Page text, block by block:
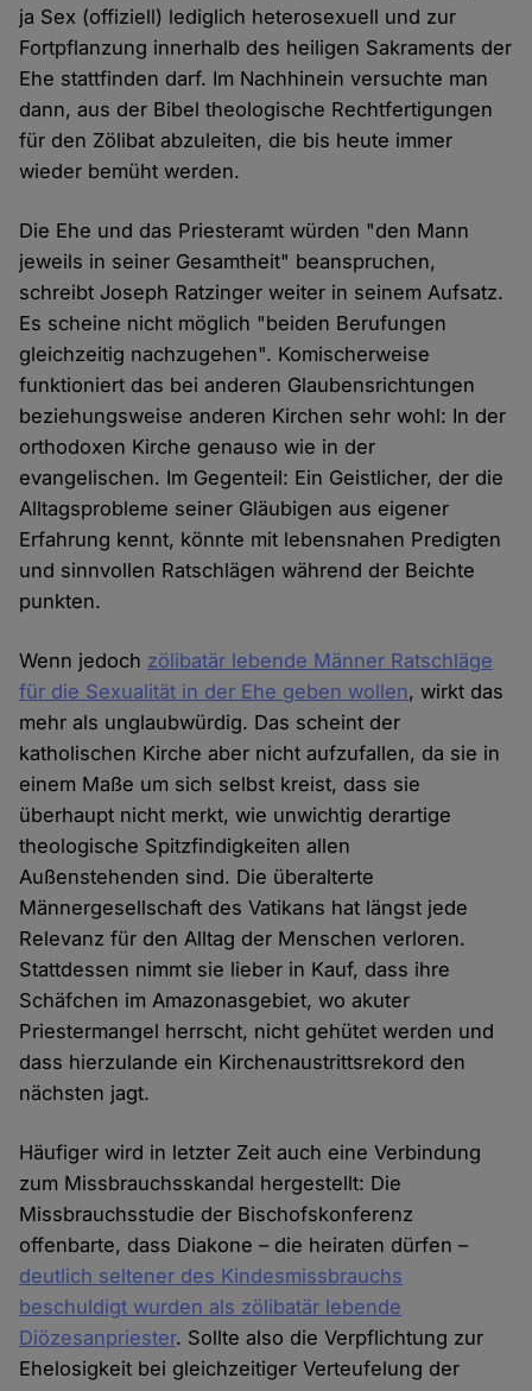
ja Sex (offiziell) lediglich heterosexuell und zur
Fortpflanzung innerhalb des heiligen Sakraments der
Ehe stattfinden darf. Im Nachhinein versuchte man
dann, aus der Bibel theologische Rechtfertigungen
für den Zölibat abzuleiten, die bis heute immer
wieder bemüht werden.
Die Ehe und das Priesteramt würden "den Mann
jeweils in seiner Gesamtheit" beanspruchen,
schreibt Joseph Ratzinger weiter in seinem Aufsatz.
Es scheine nicht möglich "beiden Berufungen
gleichzeitig nachzugehen". Komischerweise
funktioniert das bei anderen Glaubensrichtungen
beziehungsweise anderen Kirchen sehr wohl: In der
orthodoxen Kirche genauso wie in der
evangelischen. Im Gegenteil: Ein Geistlicher, der die
Alltagsprobleme seiner Gläubigen aus eigener
Erfahrung kennt, könnte mit lebensnahen Predigten
und sinnvollen Ratschlägen während der Beichte
punkten.
Wenn jedoch zölibatär lebende Männer Ratschläge
für die Sexualität in der Ehe geben wollen, wirkt das
mehr als unglaubwürdig. Das scheint der
katholischen Kirche aber nicht aufzufallen, da sie in
einem Maße um sich selbst kreist, dass sie
überhaupt nicht merkt, wie unwichtig derartige
theologische Spitzfindigkeiten allen
Außenstehenden sind. Die überalterte
Männergesellschaft des Vatikans hat längst jede
Relevanz für den Alltag der Menschen verloren.
Stattdessen nimmt sie lieber in Kauf, dass ihre
Schäfchen im Amazonasgebiet, wo akuter
Priestermangel herrscht, nicht gehütet werden und
dass hierzulande ein Kirchenaustrittsrekord den
nächsten jagt.
Häufiger wird in letzter Zeit auch eine Verbindung
zum Missbrauchsskandal hergestellt: Die
Missbrauchsstudie der Bischofskonferenz
offenbarte, dass Diakone – die heiraten dürfen –
deutlich seltener des Kindesmissbrauchs
beschuldigt wurden als zölibatär lebende
Diözesanpriester. Sollte also die Verpflichtung zur
Ehelosigkeit bei gleichzeitiger Verteufelung der